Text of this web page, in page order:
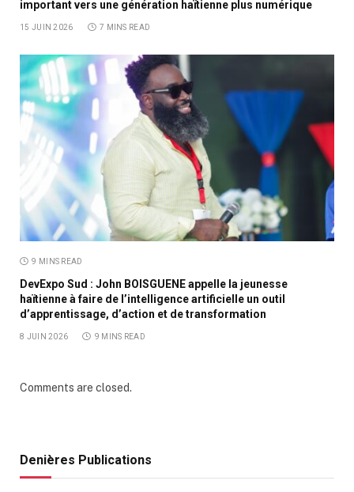
important vers une génération haïtienne plus numérique
15 JUIN 2026 7 MINS READ
9 MINS READ
DevExpo Sud : John BOISGUENE appelle la jeunesse
haïtienne à faire de l’intelligence artificielle un outil
d’apprentissage, d’action et de transformation
8 JUIN 2026 9 MINS READ
Comments are closed.
Denières Publications